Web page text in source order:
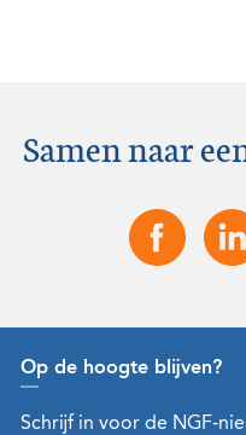
Samen naar
Op de hoogte blijven?
Schrijf in voor de NGF-